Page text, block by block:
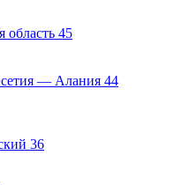
область 45
— Алания 44
36